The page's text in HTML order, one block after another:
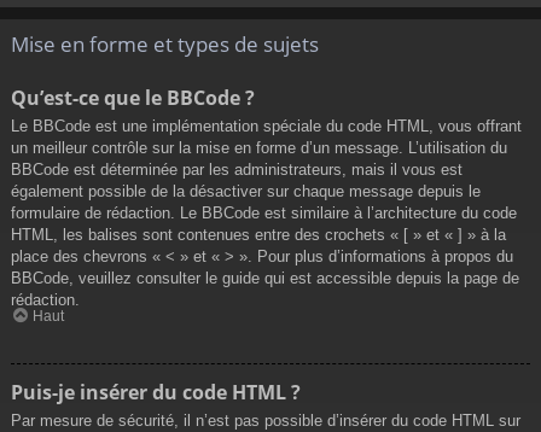
Mise en forme et types de sujets
Qu’est-ce que le BBCode ?
Le BBCode est une implémentation spéciale du code HTML, vous offrant
un meilleur contrôle sur la mise en forme d’un message. L’utilisation du
BBCode est déterminée par les administrateurs, mais il vous est
également possible de la désactiver sur chaque message depuis le
formulaire de rédaction. Le BBCode est similaire à l’architecture du code
HTML, les balises sont contenues entre des crochets « [ » et « ] » à la
place des chevrons « < » et « > ». Pour plus d’informations à propos du
BBCode, veuillez consulter le guide qui est accessible depuis la page de
rédaction.
Haut
Puis-je insérer du code HTML ?
Par mesure de sécurité, il n’est pas possible d’insérer du code HTML sur